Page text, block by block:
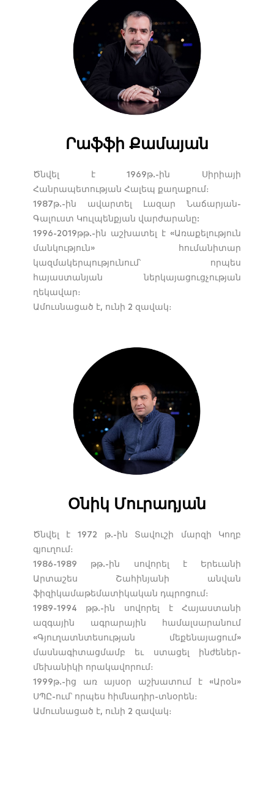
Րաֆֆի Քամայան
Ծնվել է 1969թ.-ին Սիրիայի
Հանրապետության Հալեպ քաղաքում։
1987թ.-ին ավարտել Լազար Նաճարյան-
Գալուստ Կուլպենքյան վարժարանը:
1996-2019թթ.-ին աշխատել է «Առաքելություն
մանկություն» հումանիտար
կազմակերպությունում՝ որպես
հայաստանյան ներկայացուցչության
ղեկավար։
Ամուսնացած է, ունի 2 զավակ։
Օնիկ Մուրադյան
Ծնվել է 1972 թ.-ին Տավուշի մարզի Կողբ
գյուղում։
1986-1989 թթ.-ին սովորել է Երեւանի
Արտաշես Շահինյանի անվան
ֆիզիկամաթեմատիկական դպրոցում։
1989-1994 թթ.-ին սովորել է Հայաստանի
ազգային ագրարային համալսարանում
«Գյուղատնտեսության մեքենայացում»
մասնագիտացմամբ եւ ստացել ինժեներ-
մեխանիկի որակավորում։
1999թ.-ից առ այսօր աշխատում է «Արօն»
ՍՊԸ-ում՝ որպես հիմնադիր-տնօրեն։
Ամուսնացած է, ունի 2 զավակ։